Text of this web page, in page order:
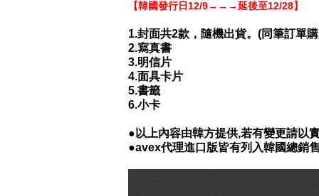
【韓國發行日12/9→→→延後至12/28】
1.封面共2款，隨機出貨。(同筆訂單
2.寫真書
3.明信片
4.面具卡片
5.書籤
6.小卡
●以上內容由韓方提供,若有變更請以
●avex代理進口版皆有列入韓國總銷